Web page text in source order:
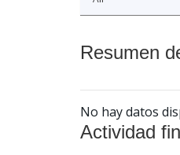
Resumen
No hay datos
Actividad